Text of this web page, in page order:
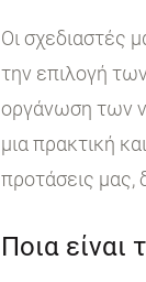
Οι σχεδιαστές
την επιλογή
οργάνωση των
μια πρακτική
προτάσεις μας,
Ποια είναι